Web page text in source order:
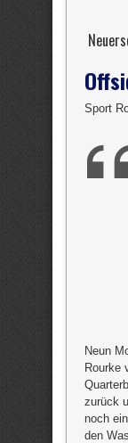
Sport
Neun
Rourke
zurück
noch
den